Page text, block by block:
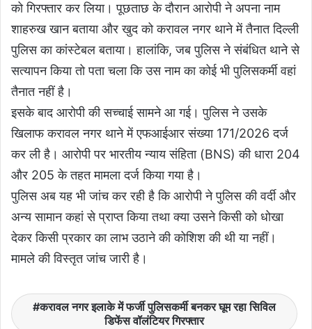
को गिरफ्तार कर लिया। पूछताछ के दौरान आरोपी ने अपना नाम
शाहरुख खान बताया और खुद को करावल नगर थाने में तैनात दिल्ली
पुलिस का कांस्टेबल बताया। हालांकि, जब पुलिस ने संबंधित थाने से
सत्यापन किया तो पता चला कि उस नाम का कोई भी पुलिसकर्मी वहां
तैनात नहीं है।
इसके बाद आरोपी की सच्चाई सामने आ गई। पुलिस ने उसके
खिलाफ करावल नगर थाने में एफआईआर संख्या 171/2026 दर्ज
कर ली है। आरोपी पर भारतीय न्याय संहिता (BNS) की धारा 204
और 205 के तहत मामला दर्ज किया गया है।
पुलिस अब यह भी जांच कर रही है कि आरोपी ने पुलिस की वर्दी और
अन्य सामान कहां से प्राप्त किया तथा क्या उसने किसी को धोखा
देकर किसी प्रकार का लाभ उठाने की कोशिश की थी या नहीं।
मामले की विस्तृत जांच जारी है।
करावल नगर इलाके में फर्जी पुलिसकर्मी बनकर घूम रहा सिविल
डिफेंस वॉलंटियर गिरफ्तार